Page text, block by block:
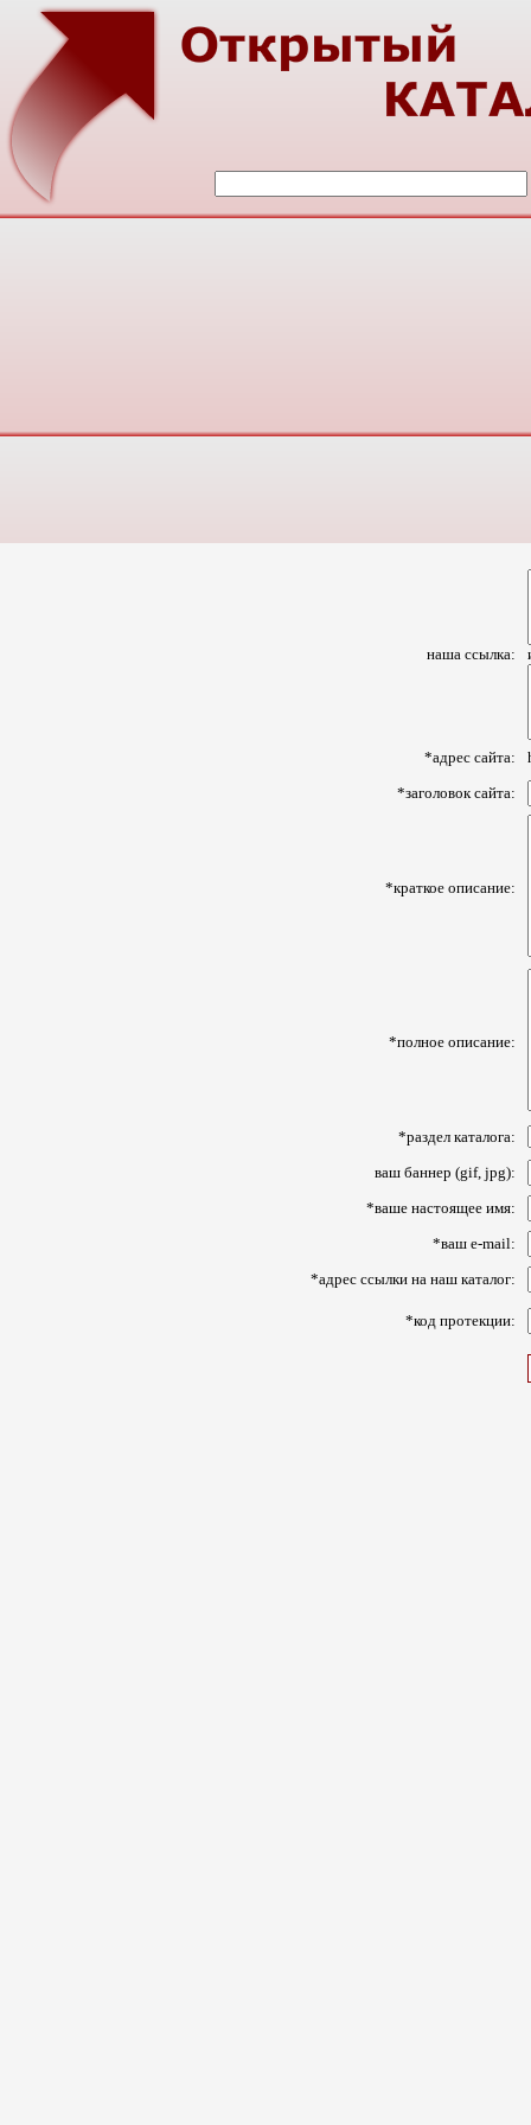
наша ссылка:
*адрес сайта:
*заголовок сайта:
*краткое описание:
*полное описание:
*раздел каталога:
ваш баннер (gif, jpg):
*ваше настоящее имя:
*ваш e-mail:
*адрес ссылки на наш каталог:
*код протекции: